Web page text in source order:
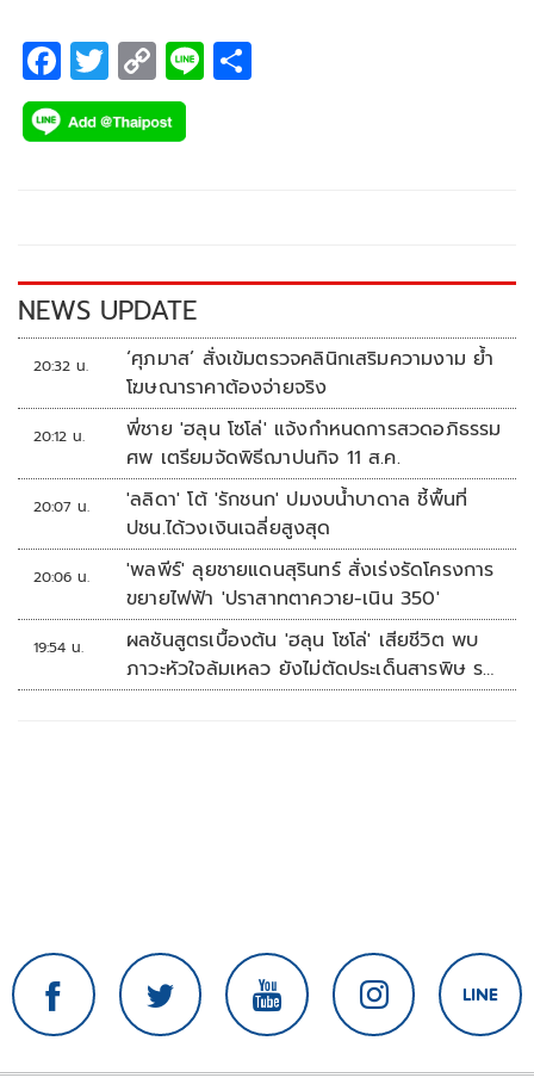
F
ac
e
k
T
wi
tt
C
o
p
k
Li
NEWS UPDATE
20:32 น.
‘ศุภมาส’ สั่งเข้มตรวจคลินิกเสริมความงาม ย้ำ
โฆษณาราคาต้องจ่ายจริง
20:12 น.
พี่ชาย 'ฮลุน โซโล่' แจ้งกำหนดการสวดอภิธรรม
ศพ เตรียมจัดพิธีฌาปนกิจ 11 ส.ค.
20:07 น.
'ลลิดา' โต้ 'รักชนก' ปมงบน้ำบาดาล ชี้พื้นที่
ปชน.ได้วงเงินเฉลี่ยสูงสุด
20:06 น.
'พลพีร์' ลุยชายแดนสุรินทร์ สั่งเร่งรัดโครงการ
ขยายไฟฟ้า 'ปราสาทตาควาย-เนิน 350'
19:54 น.
ผลชันสูตรเบื้องต้น 'ฮลุน โซโล่' เสียชีวิต พบ
ภาวะหัวใจล้มเหลว ยังไม่ตัดประเด็นสารพิษ รอ
จอร์เจียส่งผลตรวจครั้งแรก